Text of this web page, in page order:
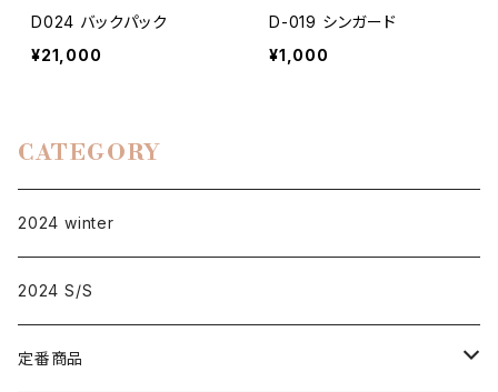
D024 バックパック
¥21,000
D-019 シンガード
¥1,000
CATEGORY
2024 winter
2024 S/S
定番商品